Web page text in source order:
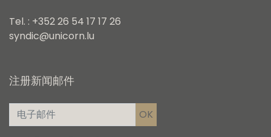
Tel. : +352 26 54 17 17 26
syndic@unicorn.lu
注册新闻邮件